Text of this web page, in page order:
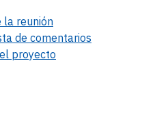
la reunión
de comentarios
proyecto